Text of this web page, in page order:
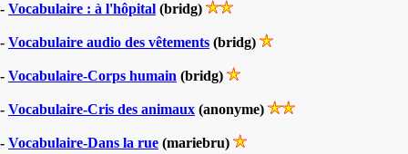
- Vocabulaire : à l'hôpital (bridg)
- Vocabulaire audio des vêtements (bridg)
- Vocabulaire-Corps humain (bridg)
- Vocabulaire-Cris des animaux (anonyme)
- Vocabulaire-Dans la rue (mariebru)